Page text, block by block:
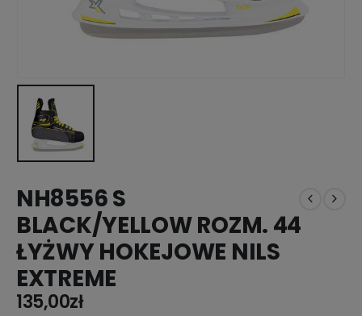
NH8556 S
BLACK/YELLOW ROZM. 44
ŁYŻWY HOKEJOWE NILS
EXTREME
135,00zł